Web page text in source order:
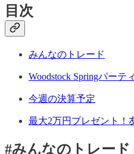
目次
みんなのトレード
Woodstock Springパーテ
今週の決算予定
最大2万円プレゼント！
#みんなのトレード